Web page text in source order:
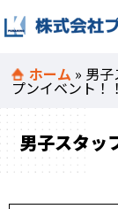
ホーム » 男
プンイベント！！
男子スタッ